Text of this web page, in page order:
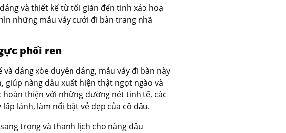
và thiết kế từ tối giản đến tinh xảo hoạ
những mẫu váy cưới đi bàn trang nhã
phối ren
dáng xòe duyên dáng, mẫu váy đi bàn này
giúp nàng dâu xuất hiện thật ngọt ngào và
hoàn thiện với những đường nét tinh tế, các
lánh, làm nổi bật vẻ đẹp của cô dâu.